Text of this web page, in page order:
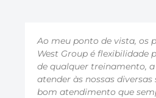
ponto de vista, os pontos fortes
Group é flexibilidade para
treinamento, a parceria
às nossas diversas solicitações
atendimento que sempre nos